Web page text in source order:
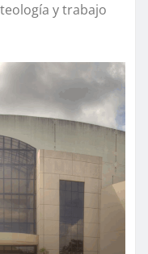
y trabajo